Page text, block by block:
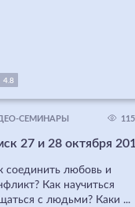
4.8
СЕМИНАРЫ
27 и 28 октября
соединить любовь и
Как научиться
с людьми? Каки ...